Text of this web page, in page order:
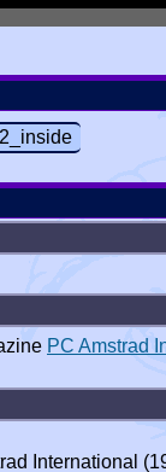
PC Amstrad
International